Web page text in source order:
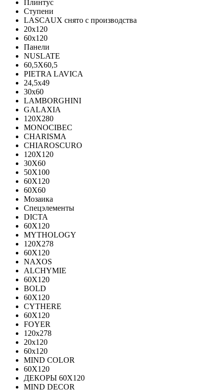
Плинтус
Ступени
LASCAUX снято с производства
20x120
60x120
Панели
NUSLATE
60,5X60,5
PIETRA LAVICA
24,5x49
30x60
LAMBORGHINI
GALAXIA
120Х280
MONOCIBEC
CHARISMA
CHIAROSCURO
120X120
30X60
50X100
60X120
60X60
Мозаика
Спецэлементы
DICTA
60X120
MYTHOLOGY
120X278
60X120
NAXOS
ALCHYMIE
60Х120
BOLD
60X120
CYTHERE
60X120
FOYER
120х278
20х120
60х120
MIND COLOR
60Х120
ДЕКОРЫ 60Х120
MIND DECOR